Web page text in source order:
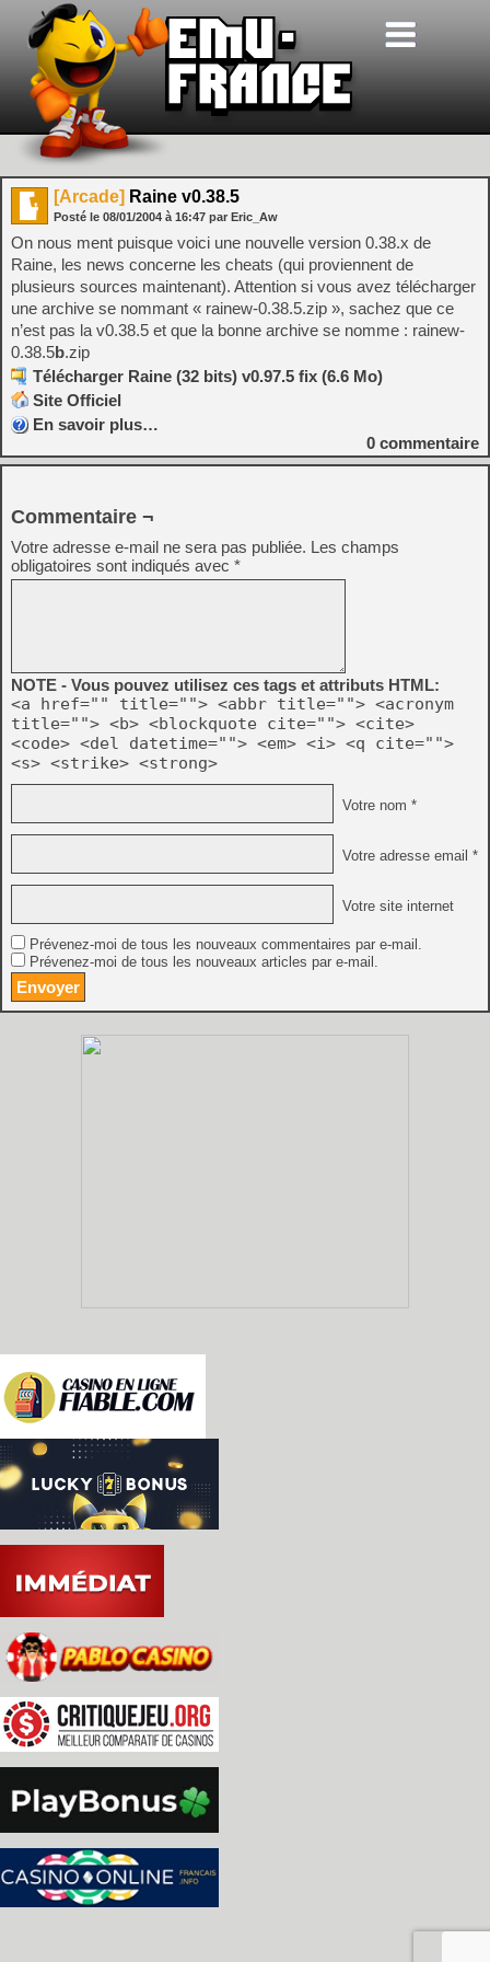
[Arcade] Raine v0.38.5
Posté le 08/01/2004 à 16:47 par Eric_Aw
On nous ment puisque voici une nouvelle version 0.38.x de
Raine, les news concerne les cheats (qui proviennent de
plusieurs sources maintenant). Attention si vous avez télécharger
une archive se nommant « rainew-0.38.5.zip », sachez que ce
n’est pas la v0.38.5 et que la bonne archive se nomme : rainew-
0.38.5b.zip
Télécharger Raine (32 bits) v0.97.5 fix (6.6 Mo)
Site Officiel
En savoir plus…
0 commentaire
Commentaire ¬
Votre adresse e-mail ne sera pas publiée. Les champs
obligatoires sont indiqués avec *
NOTE - Vous pouvez utilisez ces tags et attributs HTML:
<a href="" title=""> <abbr title=""> <acronym
title=""> <b> <blockquote cite=""> <cite>
<code> <del datetime=""> <em> <i> <q cite="">
<s> <strike> <strong>
Votre nom *
Votre adresse email *
Votre site internet
Prévenez-moi de tous les nouveaux commentaires par e-mail.
Prévenez-moi de tous les nouveaux articles par e-mail.